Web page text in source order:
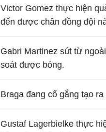
Victor Gomez thực hiện
đến được chân đồng đội
Gabri Martinez sút từ
soát được bóng.
Braga đang cố gắng tạo
Gustaf Lagerbielke thực